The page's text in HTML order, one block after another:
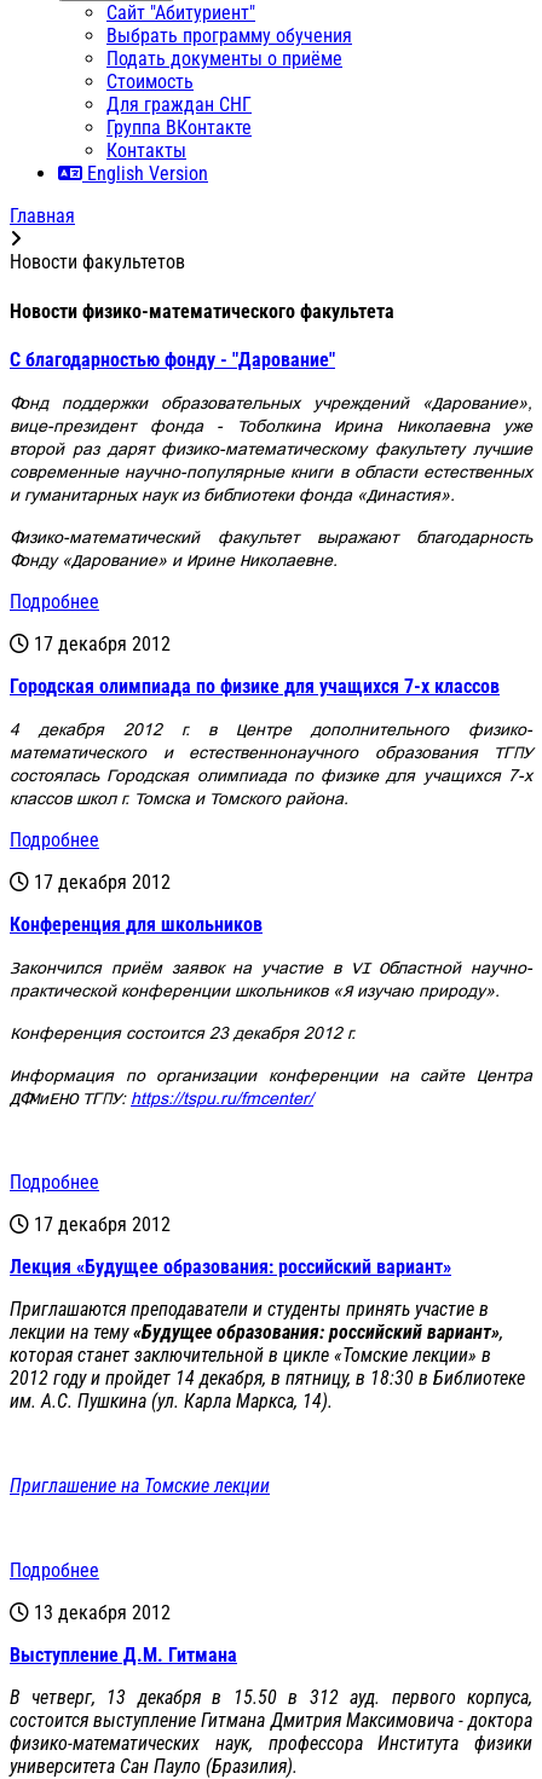
Сайт "Абитуриент"
Выбрать программу обучения
Подать документы о приёме
Стоимость
Для граждан СНГ
Группа ВКонтакте
Контакты
English Version
Главная
Новости факультетов
Новости физико-математического факультета
С благодарностью фонду - "Дарование"
Фонд поддержки образовательных учреждений «Дарование»,
вице-президент фонда - Тоболкина Ирина Николаевна уже
второй раз дарят физико-математическому факультету лучшие
современные научно-популярные книги в области естественных
и гуманитарных наук из библиотеки фонда «Династия».
Физико-математический факультет выражают благодарность
Фонду «Дарование» и Ирине Николаевне.
Подробнее
17 декабря 2012
Городская олимпиада по физике для учащихся 7-х классов
4 декабря 2012 г. в Центре дополнительного физико-
математического и естественнонаучного образования ТГПУ
состоялась Городская олимпиада по физике для учащихся 7-х
классов школ г. Томска и Томского района.
Подробнее
17 декабря 2012
Конференция для школьников
Закончился приём заявок на участие в VI Областной научно-
практической конференции школьников «Я изучаю природу».
Конференция состоится 23 декабря 2012 г.
Информация по организации конференции на сайте Центра
ДФМиЕНО ТГПУ: https://tspu.ru/fmcenter/
Подробнее
17 декабря 2012
Лекция «Будущее образования: российский вариант»
Приглашаются преподаватели и студенты принять участие в
лекции на тему«Будущее образования: российский вариант»,
которая станет заключительной в цикле «Томские лекции» в
2012 году и пройдет 14 декабря, в пятницу, в 18:30 в Библиотеке
им. А.С. Пушкина (ул. Карла Маркса, 14).
Приглашение на Томские лекции
Подробнее
13 декабря 2012
Выступление Д.М. Гитмана
В четверг, 13 декабря в 15.50 в 312 ауд. первого корпуса,
состоится выступление Гитмана Дмитрия Максимовича - доктора
физико-математических наук, профессора Института физики
университета Сан Пауло (Бразилия).